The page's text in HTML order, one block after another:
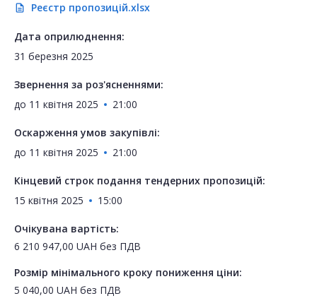
description Реєстр пропозицій.xlsx
Дата оприлюднення:
31 березня 2025
Звернення за роз'ясненнями:
до 11 квітня 2025 21:00
Оскарження умов закупівлі:
до 11 квітня 2025 21:00
Кінцевий строк подання тендерних пропозицій:
15 квітня 2025
15:00
Очікувана вартість:
6 210 947,00 UAH без ПДВ
Розмір мінімального кроку пониження ціни:
5 040,00 UAH без ПДВ